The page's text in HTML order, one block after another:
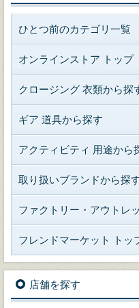
ひとつ前のカテゴリ一覧
オンラインストア トップ
クロージング 衣類から探
ギア 道具から探す
アクティビティ 用途から
取り扱いブランドから探
ファクトリー・アウトレ
フレンドマーケット トッ
店舗を探す